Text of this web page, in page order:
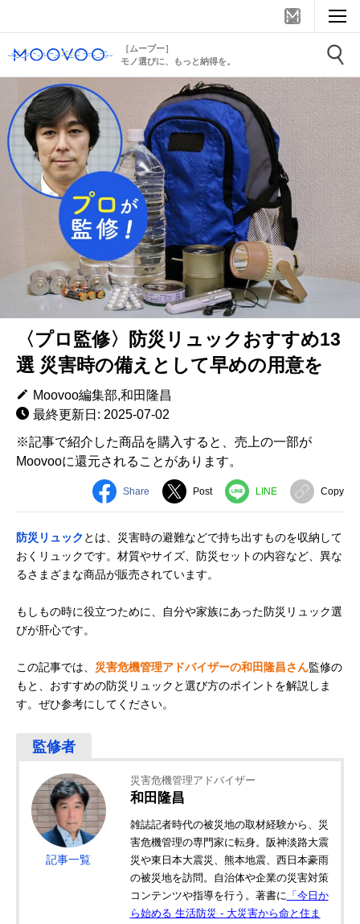
［ムーブー］
モノ選びに、もっと納得を。
〈プロ監修〉防災リュックおすすめ13
選 災害時の備えとして早めの用意を
Moovoo編集部,和田隆昌
最終更新日: 2025-07-02
※記事で紹介した商品を購入すると、売上の一部が
Moovooに還元されることがあります。
Share Post LINE Copy
防災リュック とは、災害時の避難などで持ち出すものを収納して
おくリュックです。材質やサイズ、防災セットの内容など、異な
るさまざまな商品が販売されています。
もしもの時に役立つために、自分や家族にあった防災リュック選
びが肝心です。
この記事では、 災害危機管理アドバイザーの和田隆昌さん監修の
もと、おすすめの防災リュックと選び方のポイントを解説しま
す。ぜひ参考にしてください。
記事一覧
災害危機管理アドバイザー
和田隆昌
雑誌記者時代の被災地の取材経験から、災
害危機管理の専門家に転身。阪神淡路大震
災や東日本大震災、熊本地震、西日本豪雨
の被災地を訪問。自治体や企業の災害対策
コンテンツや指導を行う。著書に 「今日か
ら始める 生活防災 - 大災害から命と住ま